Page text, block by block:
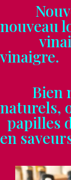
vinaigre.
Bien
papilles
en